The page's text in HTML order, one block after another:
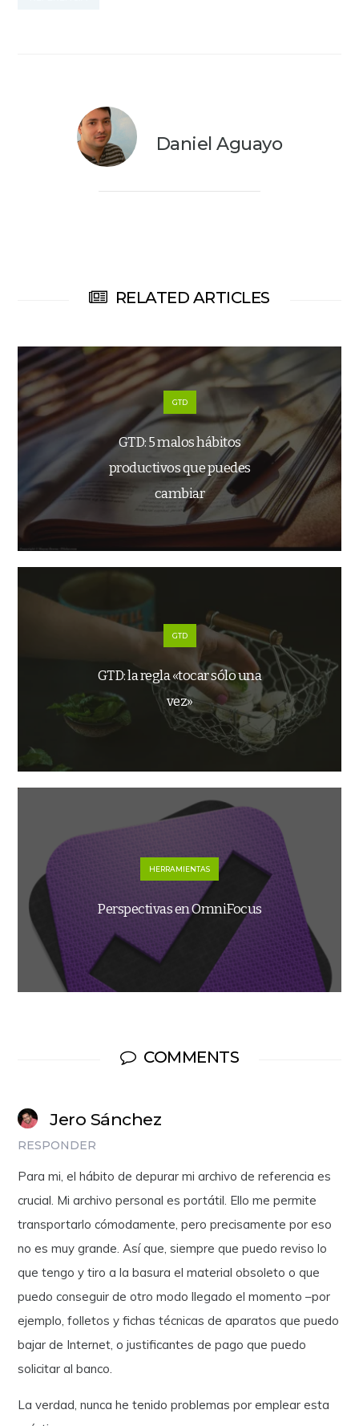
Daniel Aguayo
RELATED ARTICLES
GTD
GTD: 5 malos hábitos
productivos que puedes
cambiar
GTD
GTD: la regla «tocar sólo una
vez»
HERRAMIENTAS
Perspectivas en OmniFocus
COMMENTS
Jero Sánchez
RESPONDER
Para mi, el hábito de depurar mi archivo de referencia es
crucial. Mi archivo personal es portátil. Ello me permite
transportarlo cómodamente, pero precisamente por eso
no es muy grande. Así que, siempre que puedo reviso lo
que tengo y tiro a la basura el material obsoleto o que
puedo conseguir de otro modo llegado el momento –por
ejemplo, folletos y fichas técnicas de aparatos que puedo
bajar de Internet, o justificantes de pago que puedo
solicitar al banco.
La verdad, nunca he tenido problemas por emplear esta